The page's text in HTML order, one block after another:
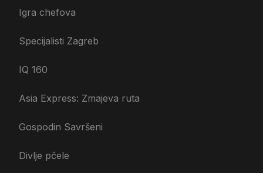
Igra chefova
Specijalisti Zagreb
IQ 160
Asia Express: Zmajeva ruta
Gospodin Savršeni
Divlje pčele